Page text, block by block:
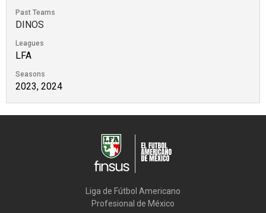
Past Teams
DINOS
Leagues
LFA
Seasons
2023, 2024
Liga de Fútbol Americano
Profesional de México